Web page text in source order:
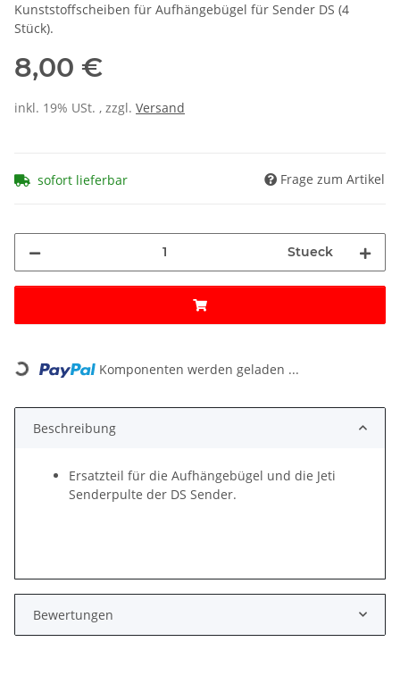
Kunststoffscheiben für Aufhängebügel für Sender DS (4
Stück).
8,00 €
inkl. 19% USt. , zzgl. Versand
sofort lieferbar Frage zum Artikel
Stueck
Loading... Komponenten werden geladen ...
Beschreibung
Ersatzteil für die Aufhängebügel und die Jeti
Senderpulte der DS Sender.
Bewertungen